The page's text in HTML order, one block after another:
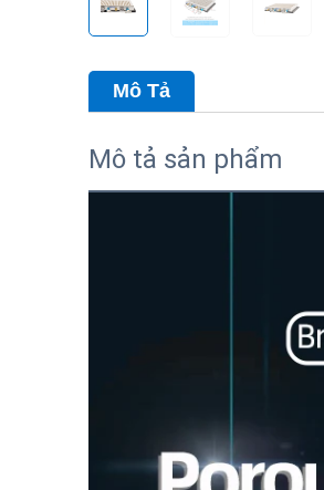
Mô Tả
Mô tả sản phẩm